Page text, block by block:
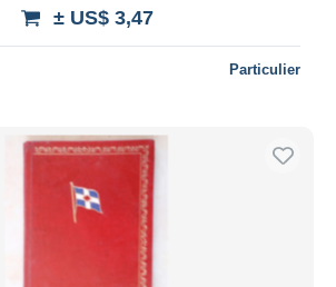
± US$ 3,47
Particulier